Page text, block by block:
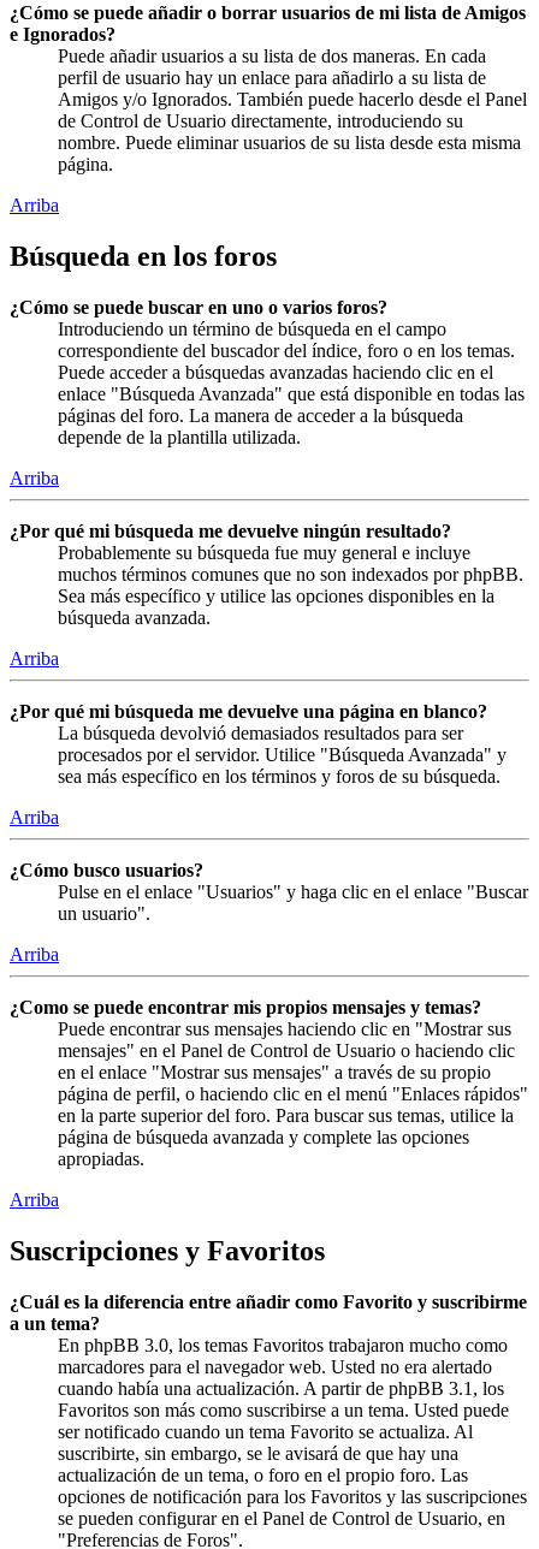
¿Cómo se puede añadir o borrar usuarios de mi lista de Amigos
e Ignorados?
Puede añadir usuarios a su lista de dos maneras. En cada
perfil de usuario hay un enlace para añadirlo a su lista de
Amigos y/o Ignorados. También puede hacerlo desde el Panel
de Control de Usuario directamente, introduciendo su
nombre. Puede eliminar usuarios de su lista desde esta misma
página.
Arriba
Búsqueda en los foros
¿Cómo se puede buscar en uno o varios foros?
Introduciendo un término de búsqueda en el campo
correspondiente del buscador del índice, foro o en los temas.
Puede acceder a búsquedas avanzadas haciendo clic en el
enlace "Búsqueda Avanzada" que está disponible en todas las
páginas del foro. La manera de acceder a la búsqueda
depende de la plantilla utilizada.
Arriba
¿Por qué mi búsqueda me devuelve ningún resultado?
Probablemente su búsqueda fue muy general e incluye
muchos términos comunes que no son indexados por phpBB.
Sea más específico y utilice las opciones disponibles en la
búsqueda avanzada.
Arriba
¿Por qué mi búsqueda me devuelve una página en blanco?
La búsqueda devolvió demasiados resultados para ser
procesados por el servidor. Utilice "Búsqueda Avanzada" y
sea más específico en los términos y foros de su búsqueda.
Arriba
¿Cómo busco usuarios?
Pulse en el enlace "Usuarios" y haga clic en el enlace "Buscar
un usuario".
Arriba
¿Como se puede encontrar mis propios mensajes y temas?
Puede encontrar sus mensajes haciendo clic en "Mostrar sus
mensajes" en el Panel de Control de Usuario o haciendo clic
en el enlace "Mostrar sus mensajes" a través de su propio
página de perfil, o haciendo clic en el menú "Enlaces rápidos"
en la parte superior del foro. Para buscar sus temas, utilice la
página de búsqueda avanzada y complete las opciones
apropiadas.
Arriba
Suscripciones y Favoritos
¿Cuál es la diferencia entre añadir como Favorito y suscribirme
a un tema?
En phpBB 3.0, los temas Favoritos trabajaron mucho como
marcadores para el navegador web. Usted no era alertado
cuando había una actualización. A partir de phpBB 3.1, los
Favoritos son más como suscribirse a un tema. Usted puede
ser notificado cuando un tema Favorito se actualiza. Al
suscribirte, sin embargo, se le avisará de que hay una
actualización de un tema, o foro en el propio foro. Las
opciones de notificación para los Favoritos y las suscripciones
se pueden configurar en el Panel de Control de Usuario, en
"Preferencias de Foros".